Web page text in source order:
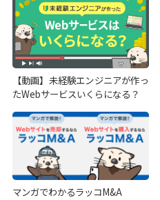
【動画】未経験エンジニアが作っ
たWebサービスいくらになる？
マンガでわかるラッコM&A